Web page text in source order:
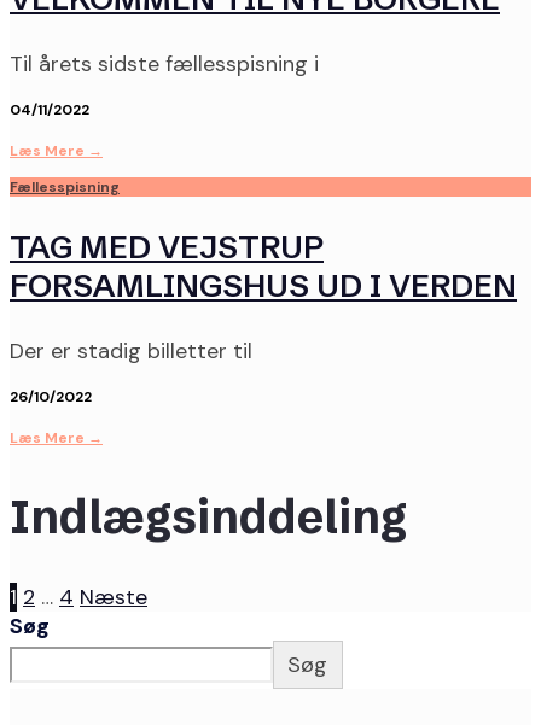
Til årets sidste fællesspisning i
04/11/2022
Læs Mere →
Fællesspisning
TAG MED VEJSTRUP
FORSAMLINGSHUS UD I VERDEN
Der er stadig billetter til
26/10/2022
Læs Mere →
Indlægsinddeling
1 2 … 4 Næste
Søg
Søg